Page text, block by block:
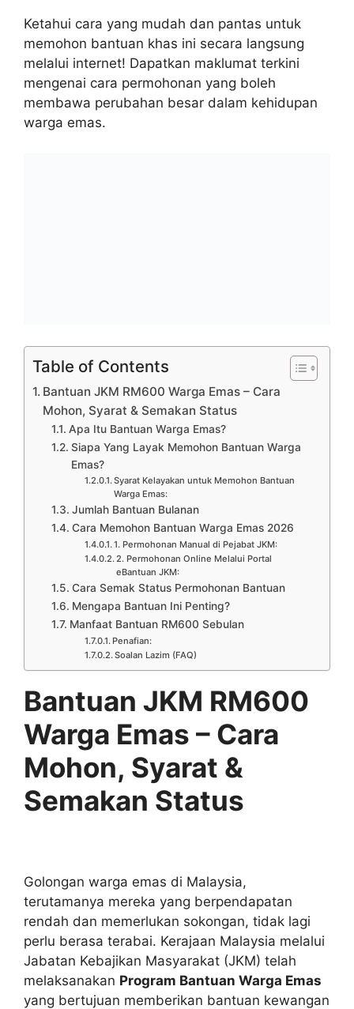
Ketahui cara yang mudah dan pantas untuk
memohon bantuan khas ini secara langsung
melalui internet! Dapatkan maklumat terkini
mengenai cara permohonan yang boleh
membawa perubahan besar dalam kehidupan
warga emas.
Table of Contents
Bantuan JKM RM600 Warga Emas – Cara
Mohon, Syarat & Semakan Status
Apa Itu Bantuan Warga Emas?
Siapa Yang Layak Memohon Bantuan Warga
Emas?
Syarat Kelayakan untuk Memohon Bantuan
Warga Emas:
Jumlah Bantuan Bulanan
Cara Memohon Bantuan Warga Emas 2026
1. Permohonan Manual di Pejabat JKM:
2. Permohonan Online Melalui Portal
eBantuan JKM:
Cara Semak Status Permohonan Bantuan
Mengapa Bantuan Ini Penting?
Manfaat Bantuan RM600 Sebulan
Penafian:
Soalan Lazim (FAQ)
Bantuan JKM RM600
Warga Emas – Cara
Mohon, Syarat &
Semakan Status
Golongan warga emas di Malaysia,
terutamanya mereka yang berpendapatan
rendah dan memerlukan sokongan, tidak lagi
perlu berasa terabai. Kerajaan Malaysia melalui
Jabatan Kebajikan Masyarakat (JKM) telah
melaksanakan Program Bantuan Warga Emas
yang bertujuan memberikan bantuan kewangan